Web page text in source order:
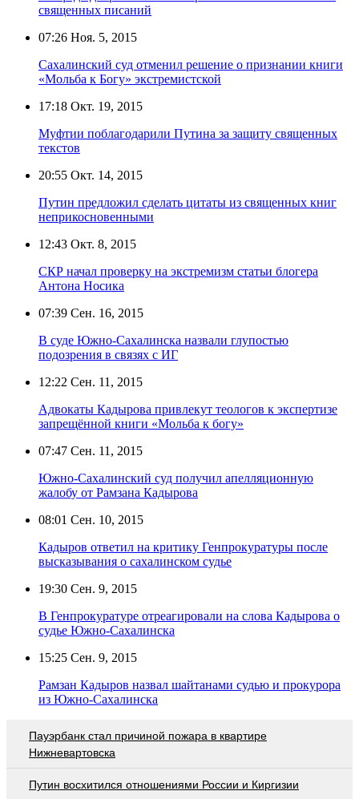
священных писаний
07:26 Ноя. 5, 2015
Сахалинский суд отменил решение о признании книги
«Мольба к Богу» экстремистской
17:18 Окт. 19, 2015
Муфтии поблагодарили Путина за защиту священных
текстов
20:55 Окт. 14, 2015
Путин предложил сделать цитаты из священных книг
неприкосновенными
12:43 Окт. 8, 2015
СКР начал проверку на экстремизм статьи блогера
Антона Носика
07:39 Сен. 16, 2015
В суде Южно-Сахалинска назвали глупостью
подозрения в связях с ИГ
12:22 Сен. 11, 2015
Адвокаты Кадырова привлекут теологов к экспертизе
запрещённой книги «Мольба к богу»
07:47 Сен. 11, 2015
Южно-Сахалинский суд получил апелляционную
жалобу от Рамзана Кадырова
08:01 Сен. 10, 2015
Кадыров ответил на критику Генпрокуратуры после
высказывания о сахалинском судье
19:30 Сен. 9, 2015
В Генпрокуратуре отреагировали на слова Кадырова о
судье Южно-Сахалинска
15:25 Сен. 9, 2015
Рамзан Кадыров назвал шайтанами судью и прокурора
из Южно-Сахалинска
Пауэрбанк стал причиной пожара в квартире
Нижневартовска
Путин восхитился отношениями России и Киргизии